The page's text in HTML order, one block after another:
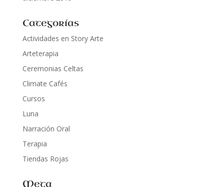
Categorías
Actividades en Story Arte
Arteterapia
Ceremonias Celtas
Climate Cafés
Cursos
Luna
Narración Oral
Terapia
Tiendas Rojas
Meta